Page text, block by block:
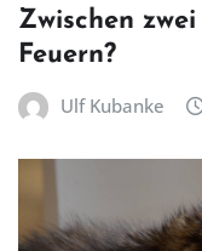
Zwischen
Feuern?
Ulf Kubanke